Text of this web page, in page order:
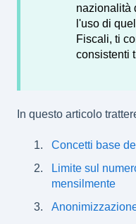
nazionalità
l'uso di
Fiscali, ti
consistenti
In questo articolo
Concetti base
Limite sul
mensilmente